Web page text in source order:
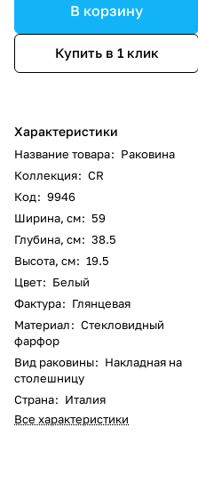
В корзину
Купить в 1 клик
Характеристики
Название товара: Раковина
Коллекция: CR
Код: 9946
Ширина, см: 59
Глубина, см: 38.5
Высота, см: 19.5
Цвет: Белый
Фактура: Глянцевая
Материал: Стекловидный
фарфор
Вид раковины: Накладная на
столешницу
Страна: Италия
Все характеристики